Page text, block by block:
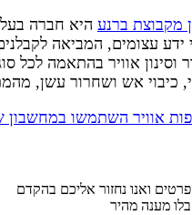
מקבוצת ברנע היא חברה
ידע עצומים, המביאה
וסינון אוויר בהתאמה לכל
כיבוי אש ושחרור עשן,
אוויר השתמשו במחשבון
ואנו נחזור אליכם בהקדם
מענה מהיר